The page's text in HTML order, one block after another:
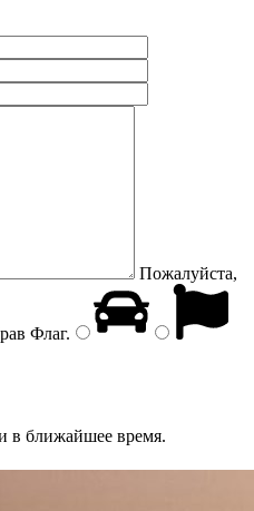
Пожалуйста,
Флаг.
в ближайшее время.